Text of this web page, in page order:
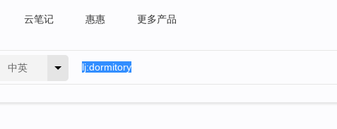
云笔记 惠惠 更多产品
中英